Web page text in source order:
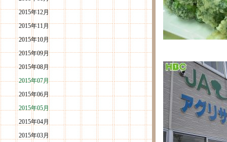
2015年12月
2015年11月
2015年10月
2015年09月
2015年08月
2015年07月
2015年06月
2015年05月
2015年04月
2015年03月